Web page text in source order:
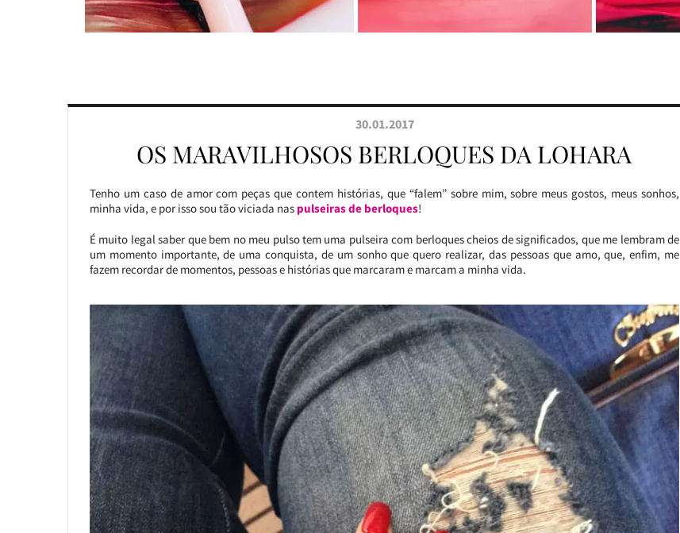
30.01.2017
OS MARAVILHOSOS BERLOQUES DA LOHARA
Tenho um caso de amor com peças que contem histórias, que “falem” sobre mim, sobre meus gostos, meus sonhos,
minha vida, e por isso sou tão viciada nas pulseiras de berloques!
É muito legal saber que bem no meu pulso tem uma pulseira com berloques cheios de significados, que me lembram de
um momento importante, de uma conquista, de um sonho que quero realizar, das pessoas que amo, que, enfim, me
fazem recordar de momentos, pessoas e histórias que marcaram e marcam a minha vida.